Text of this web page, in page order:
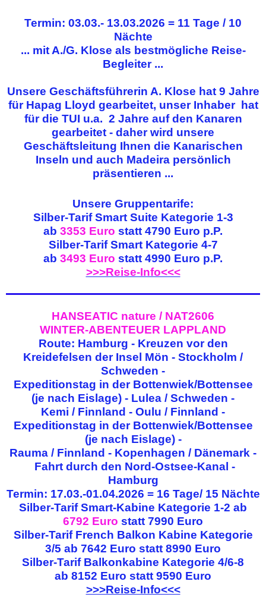
Termin: 03.03.- 13.03.2026 = 11 Tage / 10
Nächte
... mit A./G. Klose als bestmögliche Reise-
Begleiter ...
Unsere Geschäftsführerin A. Klose hat 9 Jahre
für Hapag Lloyd gearbeitet, unser Inhaberhat
für die TUI u.a. 2 Jahre auf den Kanaren
gearbeitet - daher wird unsere
Geschäftsleitung Ihnen die Kanarischen
Inseln und auch Madeira persönlich
präsentieren ...
Unsere Gruppentarife:
Silber-Tarif Smart Suite Kategorie 1-3
ab 3353 Euro statt 4790 Euro p.P.
Silber-Tarif Smart Kategorie 4-7
ab 3493 Euro statt 4990 Euro p.P.
>>>Reise-Info<<<
HANSEATIC nature / NAT2606
WINTER-ABENTEUER LAPPLAND
Route: Hamburg - Kreuzen vor den
Kreidefelsen der Insel Mön - Stockholm /
Schweden -
Expeditionstag in der Bottenwiek/Bottensee
(je nach Eislage) - Lulea / Schweden -
Kemi / Finnland - Oulu / Finnland -
Expeditionstag in der Bottenwiek/Bottensee
(je nach Eislage) -
Rauma / Finnland - Kopenhagen / Dänemark -
Fahrt durch den Nord-Ostsee-Kanal -
Hamburg
Termin: 17.03.-01.04.2026 = 16 Tage/ 15 Nächte
Silber-Tarif Smart-Kabine Kategorie 1-2 ab
6792 Euro statt 7990 Euro
Silber-Tarif French Balkon Kabine Kategorie
3/5 ab 7642 Euro statt 8990 Euro
Silber-Tarif Balkonkabine Kategorie 4/6-8
ab 8152 Euro statt 9590 Euro
>>>Reise-Info<<<